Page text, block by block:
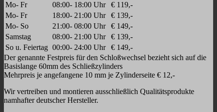
Mo- Fr
08:00- 18:00 Uhr
€ 119,-
Mo- Fr
18:00- 21:00 Uhr
€ 139,-
Mo- So
21:00- 08:00 Uhr
€ 149,-
Samstag
08:00- 21:00 Uhr
€ 139,-
So u. Feiertag 00:00- 24:00 Uhr
€ 149,-
Der genannte Festpreis für den Schloßwechsel bezieht sich auf die
Basislange 60mm des Schließzylinders
Mehrpreis je angefangene 10 mm je Zylinderseite € 12,-
Wir vertreiben und montieren ausschließlich Qualitätsprodukte
namhafter deutscher Hersteller.